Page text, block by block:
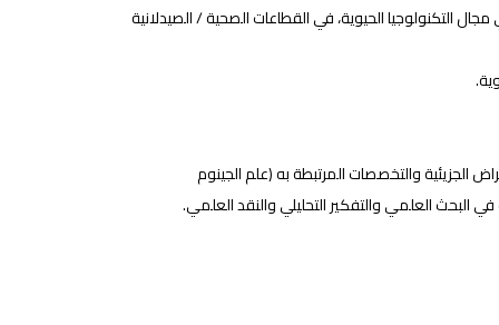
التكنولوجيا الحيوية، في القطاعات الصحية / الصيدلانية
الجزيئية والتخصصات المرتبطة به (علم الجينوم
في البحث العلمي والتفكير التحليلي والنقد العلمي.